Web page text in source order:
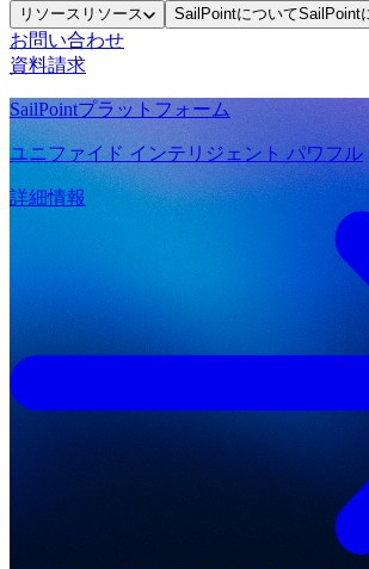
リソース リソース SailPointについてSailPoint
お問い合わせ
資料請求
SailPointプラットフォーム
ユニファイド インテリジェント パワフル
詳細情報